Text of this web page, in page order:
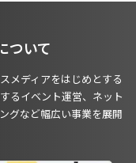
ついて
メディアをはじめとする
るイベント運営、ネット
グなど幅広い事業を展開